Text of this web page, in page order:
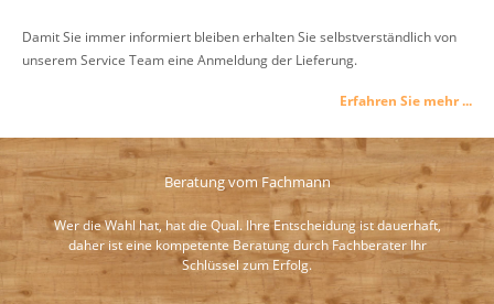
Damit Sie immer informiert bleiben erhalten Sie selbstverständlich von
unserem Service Team eine Anmeldung der Lieferung.
Erfahren Sie mehr ...
Beratung vom Fachmann
Wer die Wahl hat, hat die Qual. Ihre Entscheidung ist dauerhaft,
daher ist eine kompetente Beratung durch Fachberater Ihr
Schlüssel zum Erfolg.